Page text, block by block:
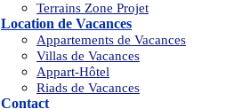
Terrains Zone Projet
Location de Vacances
Appartements de Vacances
Villas de Vacances
Appart-Hôtel
Riads de Vacances
Contact